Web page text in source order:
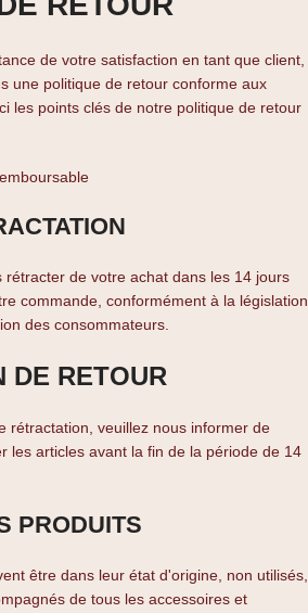
de votre satisfaction en tant que client,
une politique de retour conforme aux
les points clés de notre politique de retour
rétracter de votre achat dans les 14 jours
commande, conformément à la législation
des consommateurs.
DE RETOUR
rétractation, veuillez nous informer de
les articles avant la fin de la période de 14
PRODUITS
être dans leur état d'origine, non utilisés,
de tous les accessoires et